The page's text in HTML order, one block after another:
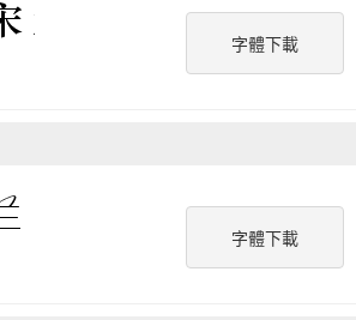
字體下載
字體下載